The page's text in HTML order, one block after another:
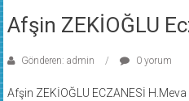
Afşin ZEKİOĞLU
Gönderen: admin 0 yorum
Afşin ZEKİOĞLU ECZANESİ